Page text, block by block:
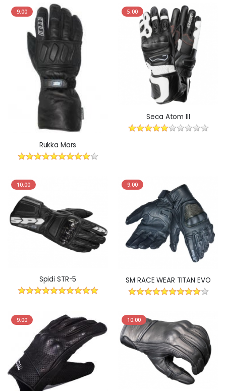
9.00
Rukka Mars
5.00
Seca Atom III
10.00
Spidi STR-5
9.00
SM RACE WEAR TITAN EVO
9.00 10.00